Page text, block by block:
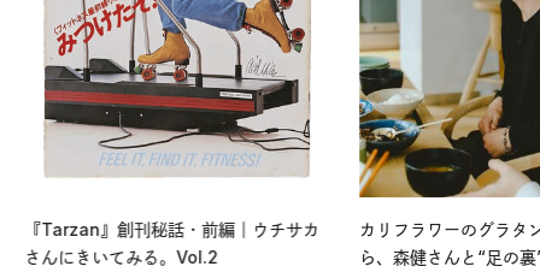
『Tarzan』創刊秘話・前編｜ウチサカ
さんにきいてみる。Vol.2
カリフラワーのグラタ
ら、森健さんと“足の